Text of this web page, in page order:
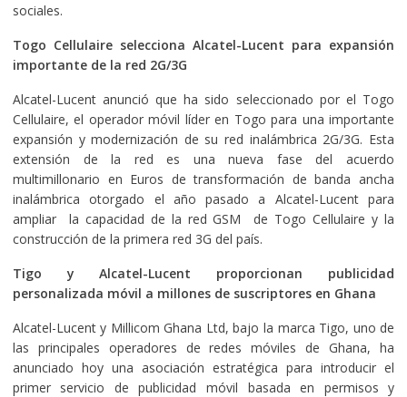
sociales.
Togo Cellulaire selecciona Alcatel-Lucent para expansión
importante de la red 2G/3G
Alcatel-Lucent anunció que ha sido seleccionado por el Togo
Cellulaire, el operador móvil líder en Togo para una importante
expansión y modernización de su red inalámbrica 2G/3G. Esta
extensión de la red es una nueva fase del acuerdo
multimillonario en Euros de transformación de banda ancha
inalámbrica otorgado el año pasado a Alcatel-Lucent para
ampliar la capacidad de la red GSM de Togo Cellulaire y la
construcción de la primera red 3G del país.
Tigo y Alcatel-Lucent proporcionan publicidad
personalizada móvil a millones de suscriptores en Ghana
Alcatel-Lucent y Millicom Ghana Ltd, bajo la marca Tigo, uno de
las principales operadores de redes móviles de Ghana, ha
anunciado hoy una asociación estratégica para introducir el
primer servicio de publicidad móvil basada en permisos y